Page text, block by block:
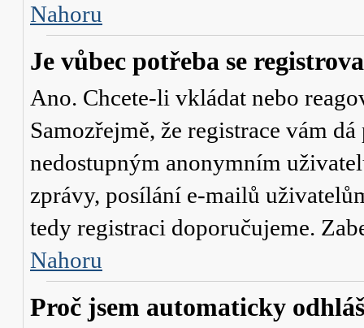
Nahoru
Je vůbec potřeba se
Ano. Chcete-li vkládat nebo
Samozřejmě, že registrace vám
nedostupným anonymním
zprávy, posílání e-mailů
tedy registraci doporučujeme.
Nahoru
Proč jsem automaticky